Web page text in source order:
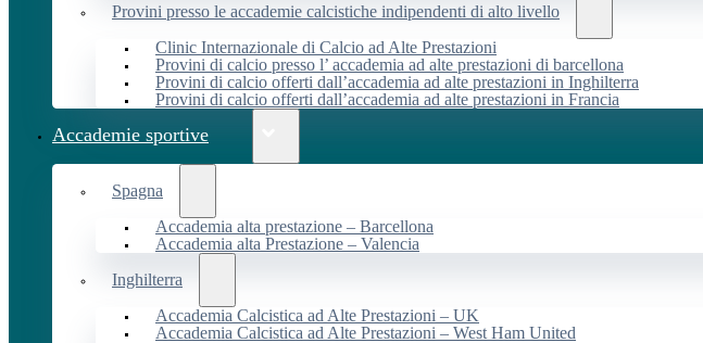
Provini presso le accademie calcistiche indipendenti di alto livello
Clinic Internazionale di Calcio ad Alte Prestazioni
Provini di calcio presso l’ accademia ad alte prestazioni di barcellona
Provini di calcio offerti dall’accademia ad alte prestazioni in Inghilterra
Provini di calcio offerti dall’accademia ad alte prestazioni in Francia
Accademie sportive
Spagna
Accademia alta prestazione – Barcellona
Accademia alta Prestazione – Valencia
Inghilterra
Accademia Calcistica ad Alte Prestazioni – UK
Accademia Calcistica ad Alte Prestazioni – West Ham United